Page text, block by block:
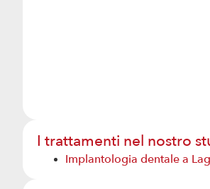
I trattamenti nel nostro
Implantologia dentale a